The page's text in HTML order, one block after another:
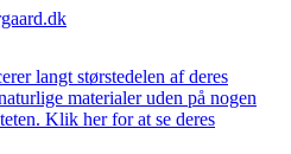
langt størstedelen af deres
materialer uden på nogen
Klik her for at se deres